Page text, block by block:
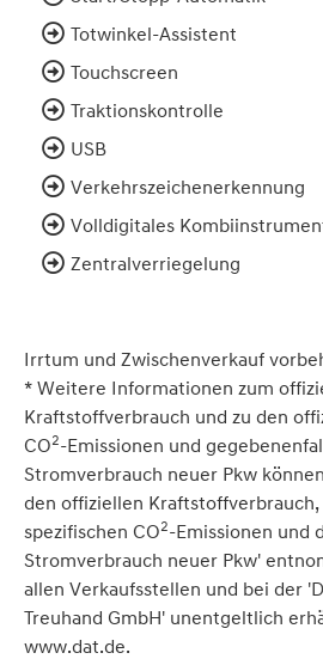
Totwinkel-Assistent
Touchscreen
Traktionskontrolle
USB
Verkehrszeichenerkennung
Volldigitales
Zentralverriegelung
Irrtum und Zwischenverkauf
* Weitere Informationen zum
Kraftstoffverbrauch und zu den
CO2-Emissionen und
Stromverbrauch neuer Pkw
den offiziellen
spezifischen CO2-Emissionen und
Stromverbrauch neuer Pkw'
allen Verkaufsstellen und bei der
Treuhand GmbH' unentgeltlich
www.dat.de.